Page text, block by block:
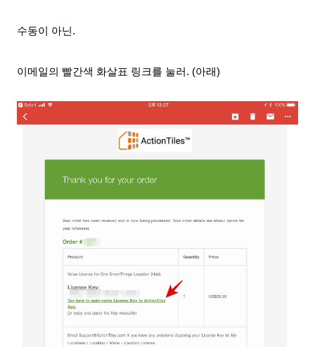
수동이 아닌.
이메일의 빨간색 화살표 링크를 눌러. (아래)